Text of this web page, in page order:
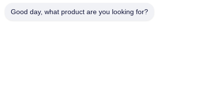
Good day, what product are you looking for?